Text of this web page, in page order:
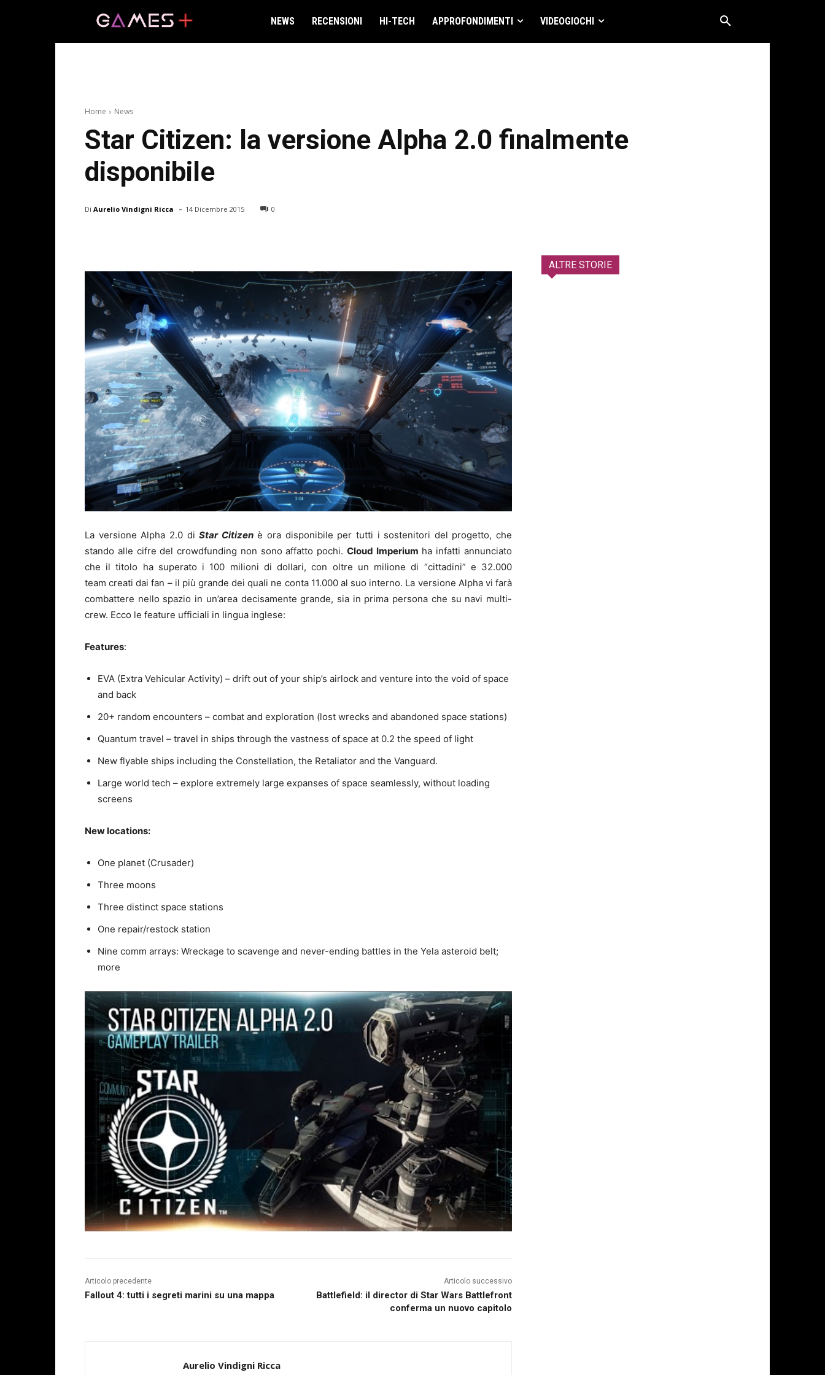
NEWS RECENSIONI HI-TECH APPROFONDIMENTI VIDEOGIOCHI
Home News
Star Citizen: la versione Alpha 2.0 finalmente
disponibile
Di Aurelio Vindigni Ricca - 14 Dicembre 2015 0
La versione Alpha 2.0 diStar Citizenè ora disponibile per tutti i sostenitori del progetto, che
stando alle cifre del crowdfunding non sono affatto pochi. Cloud Imperium ha infatti annunciato
che il titolo ha superato i 100 milioni di dollari, con oltre un milione di “cittadini” e 32.000
team creati dai fan – il più grande dei quali ne conta 11.000 al suo interno. La versione Alpha vi farà
combattere nello spazio in un’area decisamente grande, sia in prima persona che su navi multi-
crew. Ecco le feature ufficiali in lingua inglese:
Features:
EVA (Extra Vehicular Activity) – drift out of your ship’s airlock and venture into the void of space
and back
20+ random encounters – combat and exploration (lost wrecks and abandoned space stations)
Quantum travel – travel in ships through the vastness of space at 0.2 the speed of light
New flyable ships including the Constellation, the Retaliator and the Vanguard.
Large world tech – explore extremely large expanses of space seamlessly, without loading
screens
New locations:
One planet (Crusader)
Three moons
Three distinct space stations
One repair/restock station
Nine comm arrays: Wreckage to scavenge and never-ending battles in the Yela asteroid belt;
more
Articolo precedente
Fallout 4: tutti i segreti marini su una mappa
Articolo successivo
Battlefield: il director di Star Wars Battlefront
conferma un nuovo capitolo
Aurelio Vindigni Ricca
ALTRE STORIE